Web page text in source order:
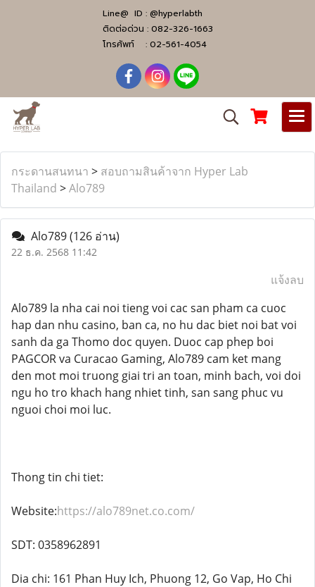
Line@ ID : @hyperlabth
ติดต่อด่วน : 082-326-1663
โทรศัพท์ : 02-561-4054
กระดานสนทนา > สอบถามสินค้าจาก Hyper Lab
Thailand >Alo789
Alo789(126 อ่าน)
22 ธ.ค. 2568 11:42
แจ้งลบ
Alo789 la nha cai noi tieng voi cac san pham ca cuoc
hap dan nhu casino, ban ca, no hu dac biet noi bat voi
sanh da ga Thomo doc quyen. Duoc cap phep boi
PAGCOR va Curacao Gaming, Alo789 cam ket mang
den mot moi truong giai tri an toan, minh bach, voi doi
ngu ho tro khach hang nhiet tinh, san sang phuc vu
nguoi choi moi luc.
Thong tin chi tiet:
Website:https://alo789net.co.com/
SDT: 0358962891
Dia chi: 161 Phan Huy Ich, Phuong 12, Go Vap, Ho Chi